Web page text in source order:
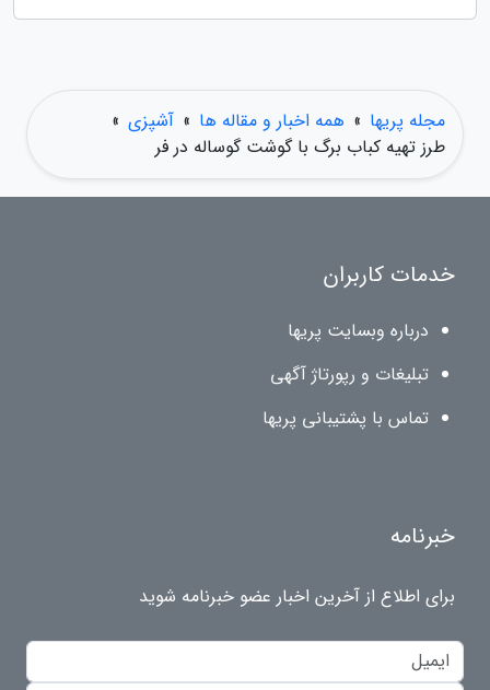
مجله پریها » همه اخبار و مقاله ها » آشپزی »
طرز تهیه کباب برگ با گوشت گوساله در فر
خدمات کاربران
درباره وبسایت پریها
تبلیغات و رپورتاژ آگهی
تماس با پشتیبانی پریها
خبرنامه
برای اطلاع از آخرین اخبار عضو خبرنامه شوید